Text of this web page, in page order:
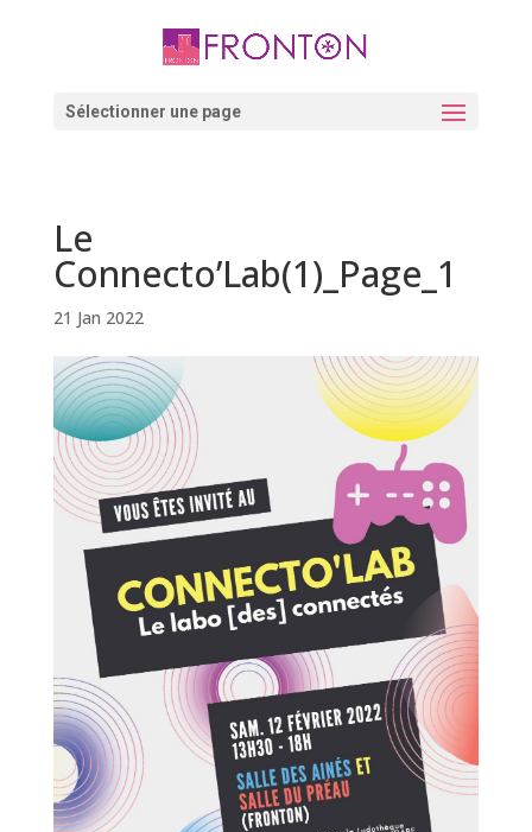
Sélectionner une page
Le
Connecto’Lab(1)_Page_1
21 Jan 2022